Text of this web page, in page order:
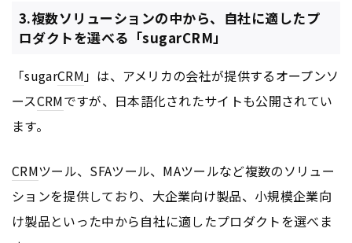
3.複数ソリューションの中から、自社に適したプ
ロダクトを選べる「sugarCRM」
「sugarCRM」は、アメリカの会社が提供するオープンソ
ースCRMですが、日本語化されたサイトも公開されてい
ます。
CRMツール、SFAツール、MAツールなど複数のソリュー
ションを提供しており、大企業向け製品、小規模企業向
け製品といった中から自社に適したプロダクトを選べま